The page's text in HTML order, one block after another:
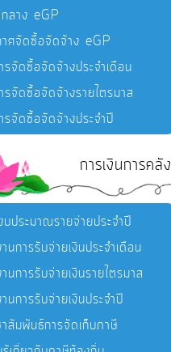
ลาง eGP
าศจัดซื้อจัดจ้าง eGP
จัดซื้อจัดจ้างประจำเดือน
จัดซื้อจัดจ้างรายไตรมาส
รจัดซื้อจัดจ้างประจำปี
การเงินการคลัง
บประมาณรายจ่ายประจำปี
นการรับจ่ายเงินประจำเดือน
นการรับจ่ายเงินรายไตรมาส
นการรับจ่ายเงินประจำปี
าสัมพันธ์การจัดเก็บภาษี